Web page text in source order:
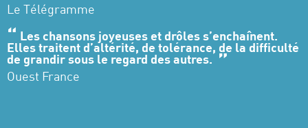
Le Télégramme
Les chansons joyeuses et drôles s’enchaînent.
Elles traitent d’altérité, de tolérance, de la difficulté
de grandir sous le regard des autres.
Ouest France